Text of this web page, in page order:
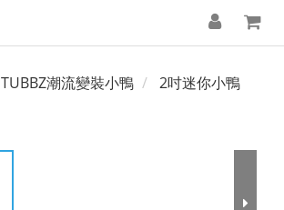
TUBBZ潮流變裝小鴨 2吋迷你小鴨